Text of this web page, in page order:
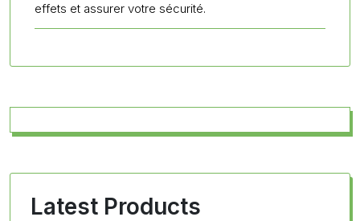
effets et assurer votre sécurité.
Latest Products